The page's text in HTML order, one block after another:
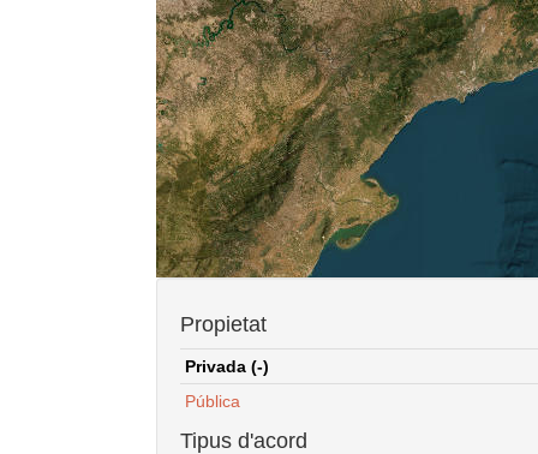
Propietat
Privada (-)
Pública
Tipus d'acord